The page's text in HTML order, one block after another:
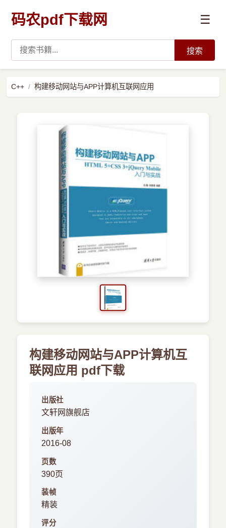
码农pdf下载网 ☰
预订书籍
搜索
C++ 构建移动网站与APP计算机互联网应用
构建移动网站与APP计算机互
联网应用 pdf下载
出版社
文轩网旗舰店
出版年
2016-08
页数
390页
装帧
精装
评分